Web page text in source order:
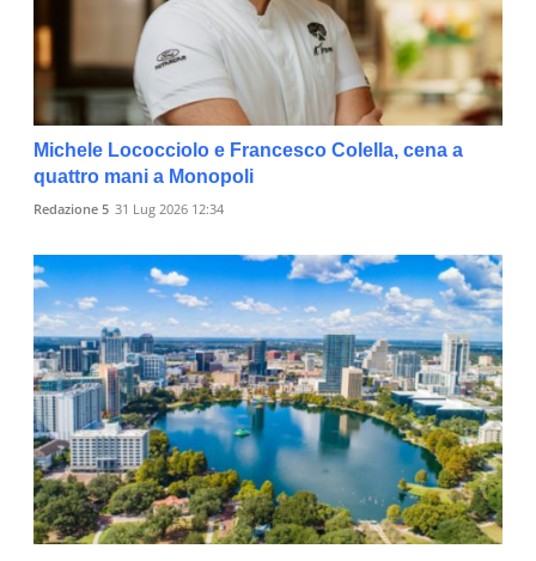
Michele Lococciolo e Francesco Colella, cena a
quattro mani a Monopoli
Redazione 5 31 Lug 2026 12:34